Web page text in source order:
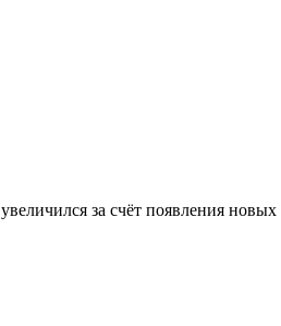
за счёт появления новых